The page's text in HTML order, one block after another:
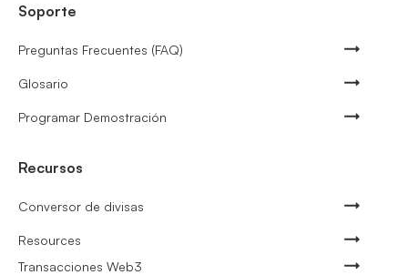
Soporte
Preguntas Frecuentes (FAQ)
Glosario
Programar Demostración
Recursos
Conversor de divisas
Resources
Transacciones Web3